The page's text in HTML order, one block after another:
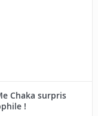
Chaka surpris
!